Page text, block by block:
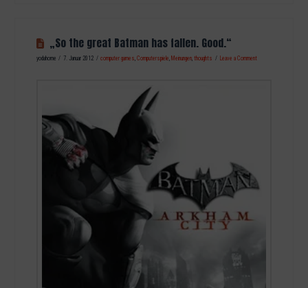
„So the great Batman has fallen. Good.“
yodahome 7. Januar 2012 computer games,Computerspiele, Meinungen,thoughts Leave a Comment